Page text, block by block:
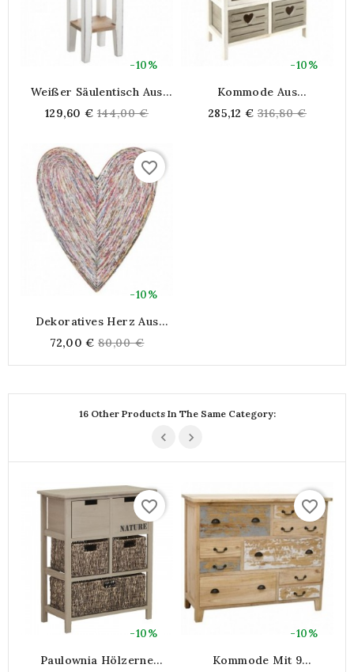
-10%
Weißer Säulentisch Aus
129,60 € Regular
144,00 €
-10%
Kommode Aus
Schubladen Coeur
285,12 € Regular
316,80 €
-10%
favorite_border
Dekoratives Herz Aus
72,00 € Regular
price
80,00 €
16 Other Products In The Same Category:
-10%
favorite_border
Paulownia Hölzerne
-10%
favorite_border
Kommode Mit 9